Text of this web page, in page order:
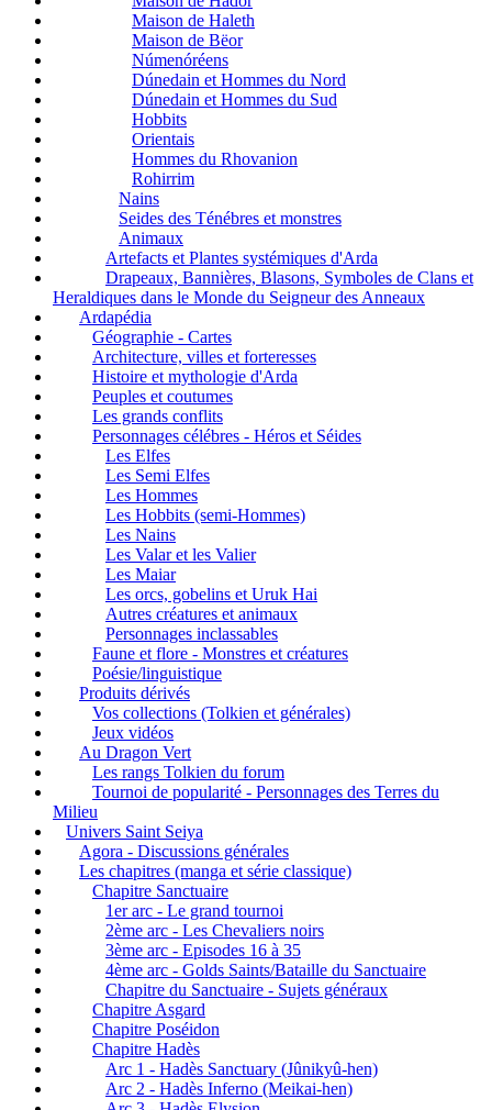
Maison de Haleth
Maison de Bëor
Númenóréens
Dúnedain et Hommes du Nord
Dúnedain et Hommes du Sud
Hobbits
Orientais
Hommes du Rhovanion
Rohirrim
Nains
Seides des Ténébres et monstres
Animaux
Artefacts et Plantes systémiques d'Arda
Drapeaux, Bannières, Blasons, Symboles de Clans et
Heraldiques dans le Monde du Seigneur des Anneaux
Ardapédia
Géographie - Cartes
Architecture, villes et forteresses
Histoire et mythologie d'Arda
Peuples et coutumes
Les grands conflits
Personnages célébres - Héros et Séides
Les Elfes
Les Semi Elfes
Les Hommes
Les Hobbits (semi-Hommes)
Les Nains
Les Valar et les Valier
Les Maiar
Les orcs, gobelins et Uruk Hai
Autres créatures et animaux
Personnages inclassables
Faune et flore - Monstres et créatures
Poésie/linguistique
Produits dérivés
Vos collections (Tolkien et générales)
Jeux vidéos
Au Dragon Vert
Les rangs Tolkien du forum
Tournoi de popularité - Personnages des Terres du
Milieu
Univers Saint Seiya
Agora - Discussions générales
Les chapitres (manga et série classique)
Chapitre Sanctuaire
1er arc - Le grand tournoi
2ème arc - Les Chevaliers noirs
3ème arc - Episodes 16 à 35
4ème arc - Golds Saints/Bataille du Sanctuaire
Chapitre du Sanctuaire - Sujets généraux
Chapitre Asgard
Chapitre Poséidon
Chapitre Hadès
Arc 1 - Hadès Sanctuary (Jûnikyû-hen)
Arc 2 - Hadès Inferno (Meikai-hen)